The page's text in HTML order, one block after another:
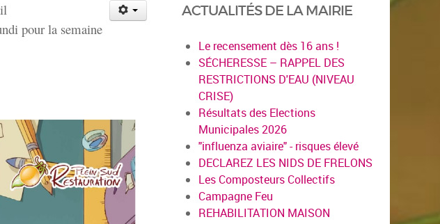
pour la semaine
ACTUALITÉS DE LA MAIRIE
Le recensement dès 16 ans !
SÉCHERESSE – RAPPEL DES
RESTRICTIONS D'EAU (NIVEAU
CRISE)
Résultats des Elections
Municipales 2026
"influenza aviaire" - risques élevé
DECLAREZ LES NIDS DE FRELONS
Les Composteurs Collectifs
Campagne Feu
REHABILITATION MAISON